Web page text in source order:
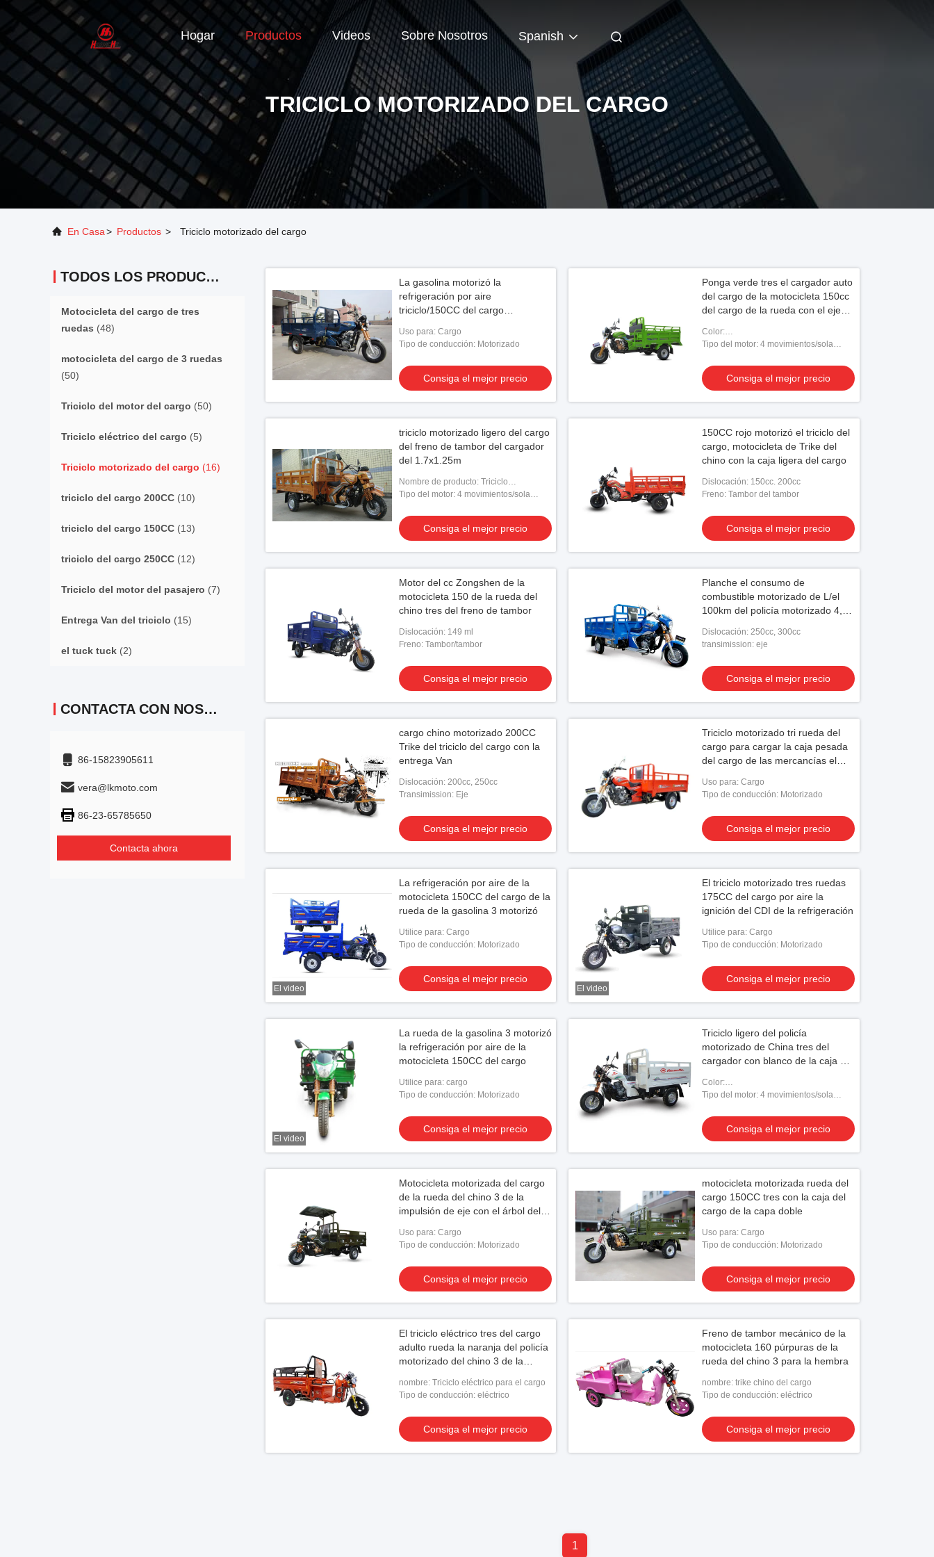
Hogar Productos Videos Sobre Nosotros Spanish
TRICICLO MOTORIZADO DEL CARGO
En Casa> Productos > Triciclo motorizado del cargo
TODOS LOS PRODUCTOS
Motocicleta del cargo de tres
ruedas (48)
motocicleta del cargo de 3 ruedas
(50)
Triciclo del motor del cargo (50)
Triciclo eléctrico del cargo (5)
Triciclo motorizado del cargo (16)
triciclo del cargo 200CC (10)
triciclo del cargo 150CC (13)
triciclo del cargo 250CC (12)
Triciclo del motor del pasajero (7)
Entrega Van del triciclo (15)
el tuck tuck (2)
CONTACTA CON NOSOTROS
86-15823905611
vera@lkmoto.com
86-23-65785650
Contacta ahora
La gasolina motorizó la
refrigeración por aire
triciclo/150CC del cargo
ruedas
Uso para: Cargo
Tipo de conducción: Motorizado
Consiga el mejor precio
Ponga verde tres el cargador auto
del cargo de la motocicleta 150cc
del cargo de la rueda con el eje
Color:
Rojo/azul/anaranjado/blanco/negro
Tipo del motor: 4 movimientos/sola
Consiga el mejor precio
triciclo motorizado ligero del cargo
del freno de tambor del cargador
del 1.7x1.25m
Nombre de producto: Triciclo
motorizado cargador ligero del cargo
Tipo del motor: 4 movimientos/sola
Consiga el mejor precio
150CC rojo motorizó el triciclo del
cargo, motocicleta de Trike del
chino con la caja ligera del cargo
Dislocación: 150cc. 200cc
Freno: Tambor del tambor
Consiga el mejor precio
Motor del cc Zongshen de la
motocicleta 150 de la rueda del
chino tres del freno de tambor
Dislocación: 149 ml
Freno: Tambor/tambor
Consiga el mejor precio
Planche el consumo de
combustible motorizado de L/el
100km del policía motorizado 4,5
Dislocación: 250cc, 300cc
transimission: eje
Consiga el mejor precio
cargo chino motorizado 200CC
Trike del triciclo del cargo con la
entrega Van
Dislocación: 200cc, 250cc
Transimission: Eje
Consiga el mejor precio
Triciclo motorizado tri rueda del
cargo para cargar la caja pesada
del cargo de las mercancías el
Uso para: Cargo
Tipo de conducción: Motorizado
Consiga el mejor precio
El video
La refrigeración por aire de la
motocicleta 150CC del cargo de la
rueda de la gasolina 3 motorizó
Utilice para: Cargo
Tipo de conducción: Motorizado
Consiga el mejor precio
El video
El triciclo motorizado tres ruedas
175CC del cargo por aire la
ignición del CDI de la refrigeración
Utilice para: Cargo
Tipo de conducción: Motorizado
Consiga el mejor precio
El video
La rueda de la gasolina 3 motorizó
la refrigeración por aire de la
motocicleta 150CC del cargo
Utilice para: cargo
Tipo de conducción: Motorizado
Consiga el mejor precio
Triciclo ligero del policía
motorizado de China tres del
cargador con blanco de la caja el
Color:
Rojo/azul/anaranjado/blanco/negro
Tipo del motor: 4 movimientos/sola
Consiga el mejor precio
Motocicleta motorizada del cargo
de la rueda del chino 3 de la
impulsión de eje con el árbol del
Uso para: Cargo
Tipo de conducción: Motorizado
Consiga el mejor precio
motocicleta motorizada rueda del
cargo 150CC tres con la caja del
cargo de la capa doble
Uso para: Cargo
Tipo de conducción: Motorizado
Consiga el mejor precio
El triciclo eléctrico tres del cargo
adulto rueda la naranja del policía
motorizado del chino 3 de la
nombre: Triciclo eléctrico para el cargo
Tipo de conducción: eléctrico
Consiga el mejor precio
Freno de tambor mecánico de la
motocicleta 160 púrpuras de la
rueda del chino 3 para la hembra
nombre: trike chino del cargo
Tipo de conducción: eléctrico
Consiga el mejor precio
1